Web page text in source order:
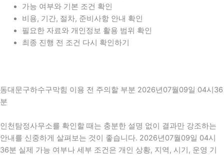
가능 여부와 기본 조건 확인
비용, 기간, 절차, 준비사항 안내 확인
필요한 자료와 개인정보 활용 범위 확인
최종 진행 전 조건 다시 확인하기
동대문구하수구막힘 이용 전 주의할 부분 2026년07월09일 04시36
분
인천탐정사무소를 확인할 때는 충분한 설명 없이 결과만 강조하는
안내를 신중하게 살펴보는 것이 좋습니다. 2026년07월09일 04시
36분 실제 가능 여부나 세부 조건은 개인 상황, 지역, 시기, 운영 기